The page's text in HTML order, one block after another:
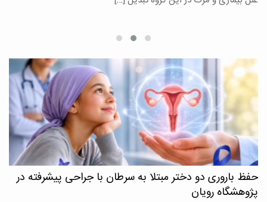
حفظ باروری دو دختر مبتلا به سرطان با جراحی پیشرفته در
پژوهشگاه رویان